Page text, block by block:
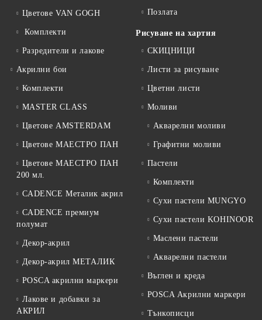
Цветове VAN GOGH
Комплекти
Разредители и лакове
Акрилни бои
Комплекти
MASTER CLASS
Цветове AMSTERDAM
Цветове МАЕСТРО ПАН
Цветове МАЕСТРО ПАН
200 мл.
CADENCE Металик акрил
CADENCE премиум
полумат
Декор-акрил
Декор-акрил МЕТАЛИК
POSCA акрилни маркери
Лакове и добавки за
АКРИЛ
Позлата
Рисуване на хартия
СКИЦНИЦИ
Листи за рисуване
Цветни листи
Моливи
Акварелни моливи
Графитни моливи
Пастели
Комплекти
Сухи пастели MUNGYO
Сухи пастели KOHINOOR
Маслени пастели
Акварелни пастели
Въглен и креда
POSCA Акрилни маркери
Тънкописци